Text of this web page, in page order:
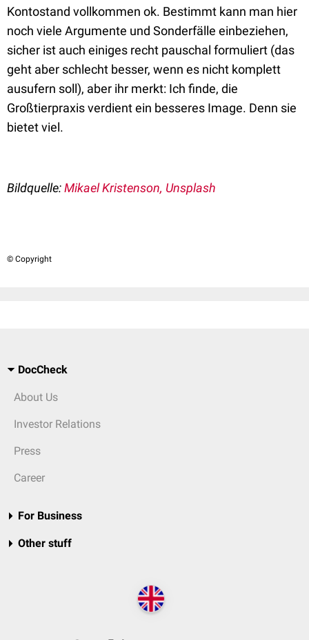
Kontostand vollkommen ok. Bestimmt kann man hier
noch viele Argumente und Sonderfälle einbeziehen,
sicher ist auch einiges recht pauschal formuliert (das
geht aber schlecht besser, wenn es nicht komplett
ausufern soll), aber ihr merkt: Ich finde, die
Großtierpraxis verdient ein besseres Image. Denn sie
bietet viel.
Bildquelle:Mikael Kristenson, Unsplash
© Copyright
DocCheck
About Us
Investor Relations
Press
Career
For Business
Other stuff